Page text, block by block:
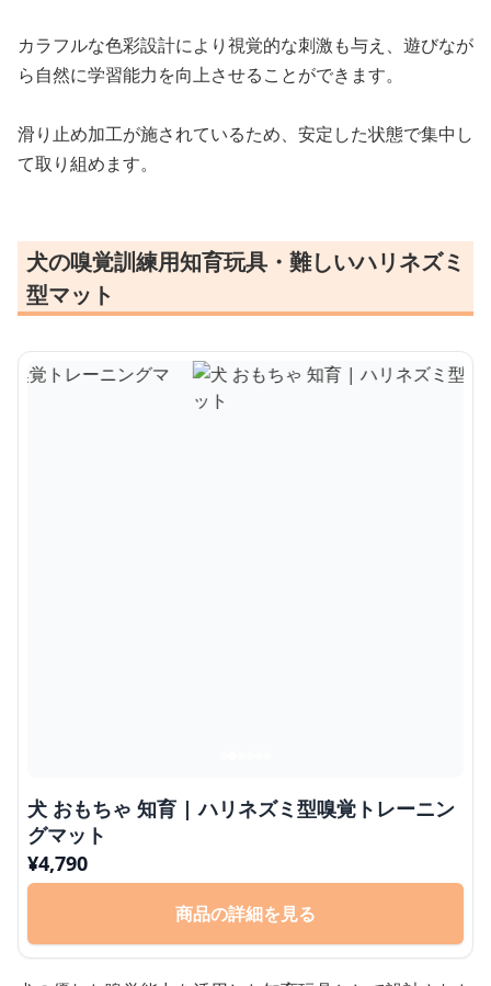
カラフルな色彩設計により視覚的な刺激も与え、遊びなが
ら自然に学習能力を向上させることができます。
滑り止め加工が施されているため、安定した状態で集中し
て取り組めます。
犬の嗅覚訓練用知育玩具・難しいハリネズミ
型マット
犬 おもちゃ 知育 | ハリネズミ型嗅覚トレーニン
グマット
¥4,790
商品の詳細を見る